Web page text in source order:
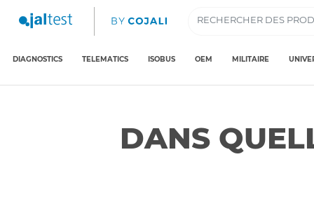
DIAGNOSTICS TELEMATICS ISOBUS OEM MILITAIRE
DANS